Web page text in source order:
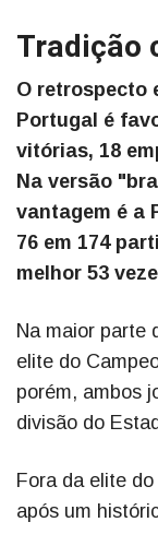
Tradição
O retrospecto
Portugal é
vitórias, 18
Na versão
vantagem é a
76 em 174
melhor 53
Na maior parte
elite do
porém, ambos
divisão do
Fora da elite
após um